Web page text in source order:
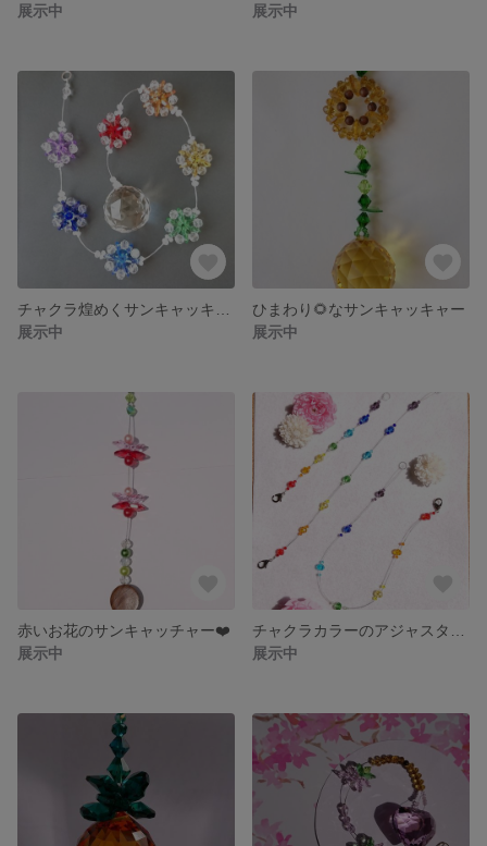
展示中
展示中
展示中
ひまわり🌻なサンキャッキャー
展示中
赤いお花のサンキャッチャー❤️
展示中
展示中